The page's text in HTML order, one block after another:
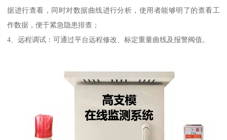
据进行查看，同时对数据曲线进行分析，使用者能够明了的查看工
作数据，便于紧急隐患排查；
4、远程调试：可通过平台远程修改、标定重量曲线及报警阀值。